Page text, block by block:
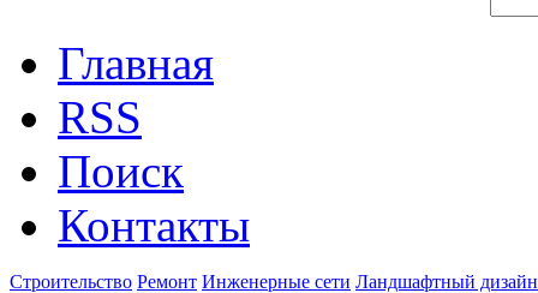
Главная
RSS
Поиск
Контакты
Строительство Ремонт Инженерные сети Ландшафтный дизайн